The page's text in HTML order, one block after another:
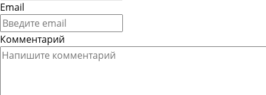
Email
Комментарий